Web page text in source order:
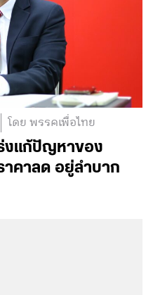
โดย พรรคเพื่อไทย
ร่งแก้ปัญหาของ
าคาลด อยู่ลำบาก